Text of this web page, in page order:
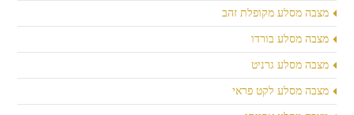
מצבה מסלע מקופלת זהב
מצבה מסלע בורדו
מצבה מסלע גרניט
מצבה מסלע לקט פראי